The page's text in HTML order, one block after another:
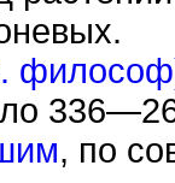
, по